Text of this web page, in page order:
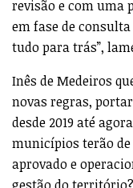
revisão e com uma
em fase de
tudo para trás”,
Inês de Medeiros
novas regras,
desde 2019 até
municípios terão
aprovado e